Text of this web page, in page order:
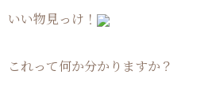
いい物見っけ！
これって何か分かりますか？